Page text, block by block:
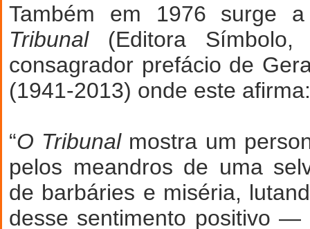
Também em 1976 surge
Tribunal (Editora
consagrador prefácio de
(1941-2013) onde este afirma:
“O Tribunalmostra um
pelos meandros de uma
de barbáries e miséria,
desse sentimento positivo —